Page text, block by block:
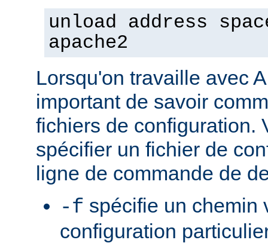
unload address
apache2
Lorsqu'on travaille avec
important de savoir
fichiers de configuration.
spécifier un fichier de
ligne de commande de
-f spécifie un chemin
configuration